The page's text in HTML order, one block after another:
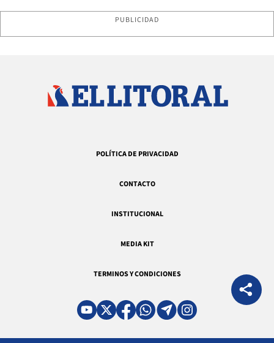
PUBLICIDAD
POLÍTICA DE PRIVACIDAD
CONTACTO
INSTITUCIONAL
MEDIA KIT
TERMINOS Y CONDICIONES